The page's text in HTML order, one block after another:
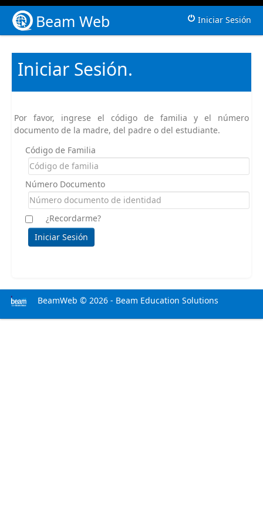
Beam Web Iniciar Sesión
Iniciar Sesión.
Por favor, ingrese el código de familia y el número
documento de la madre, del padre o del estudiante.
Código de Familia
Número Documento
¿Recordarme?
BeamWeb © 2026 - Beam Education Solutions